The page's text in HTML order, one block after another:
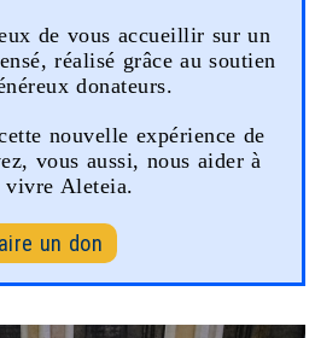
de vous accueillir sur un
réalisé grâce au soutien
donateurs.
nouvelle expérience de
vous aussi, nous aider à
vivre Aleteia.
un don